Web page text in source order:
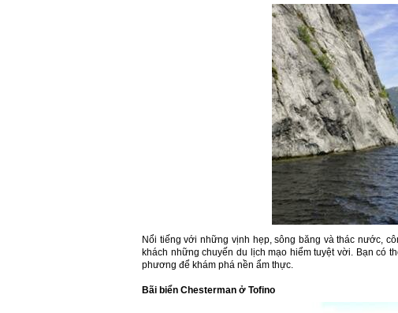
Nổi tiếng với những vịnh hẹp, sông băng và thác nước,
khách những chuyến du lịch mạo hiểm tuyệt vời. Bạn có
phương để khám phá nền ẩm thực.
Bãi biển Chesterman ở Tofino